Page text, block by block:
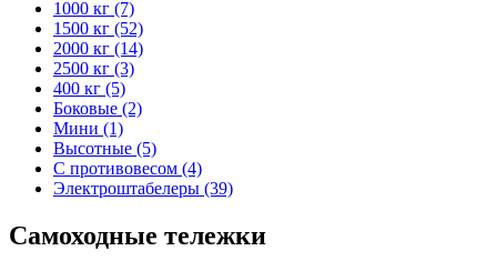
1000 кг (7)
1500 кг (52)
2000 кг (14)
2500 кг (3)
400 кг (5)
Боковые (2)
Мини (1)
Высотные (5)
С противовесом (4)
Электроштабелеры (39)
Самоходные тележки